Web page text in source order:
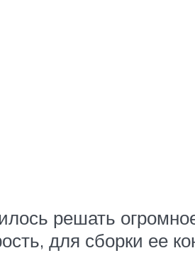
решать
для сборки ее